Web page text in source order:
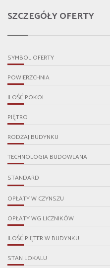
SZCZEGÓŁY OFERTY
SYMBOL OFERTY
POWIERZCHNIA
ILOŚĆ POKOI
PIĘTRO
RODZAJ BUDYNKU
TECHNOLOGIA BUDOWLANA
STANDARD
OPŁATY W CZYNSZU
OPŁATY WG LICZNIKÓW
ILOŚĆ PIĘTER W BUDYNKU
STAN LOKALU